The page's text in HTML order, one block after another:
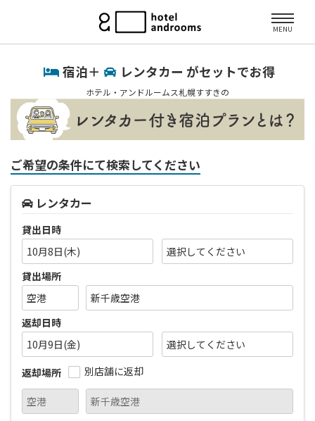
MENU
宿泊＋ レンタカー がセットでお得
ホテル・アンドルームス札幌すすきの
ご希望の条件にて検索してください
レンタカー
貸出日時
10月8日(木)
貸出場所
返却日時
10月9日(金)
返却場所
別店舗に返却